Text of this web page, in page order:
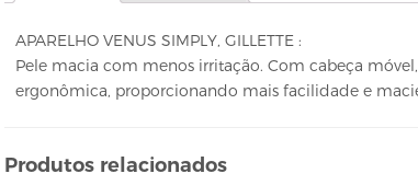
APARELHO VENUS SIMPLY, GILLETTE :
Pele macia com menos irritação. Com cabeça
ergonômica, proporcionando mais facilidade e
Produtos relacionados